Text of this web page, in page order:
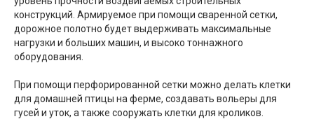
конструкций. Армируемое при помощи сваренной сетки,
дорожное полотно будет выдерживать максимальные
нагрузки и больших машин, и высоко тоннажного
оборудования.
При помощи перфорированной сетки можно делать клетки
для домашней птицы на ферме, создавать вольеры для
гусей и уток, а также сооружать клетки для кроликов.